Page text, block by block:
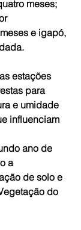
meses;
e igapó,
estações
para
e umidade
influenciam
ano de
a
de solo e
do